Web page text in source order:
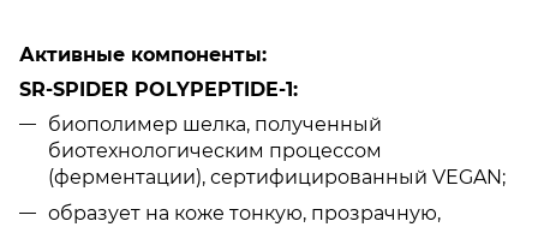
Активные компоненты:
SR-SPIDER POLYPEPTIDE-1:
биополимер шелка, полученный
биотехнологическим процессом
(ферментации), сертифицированный VEGAN;
образует на коже тонкую, прозрачную,